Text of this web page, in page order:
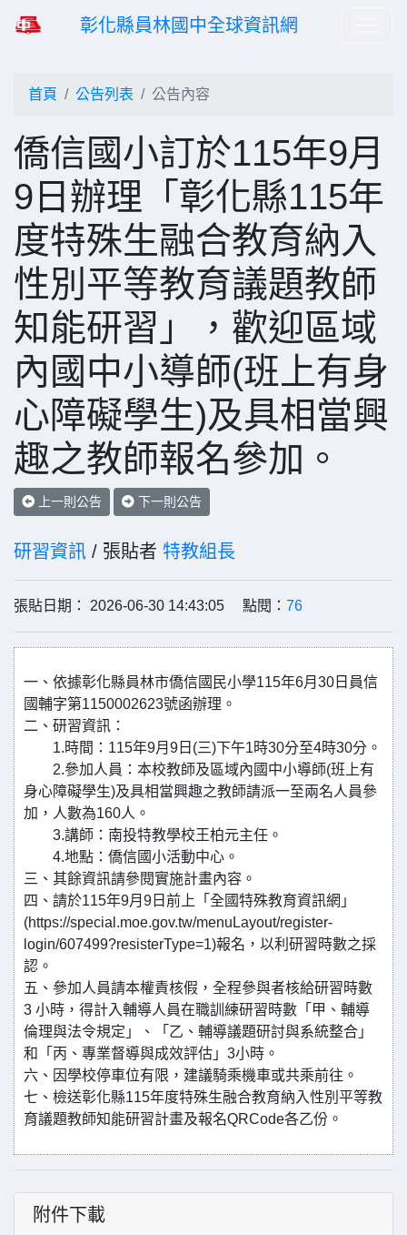
彰化縣員林國中全球資訊網
首頁 公告列表 公告內容
僑信國小訂於115年9月
9日辦理「彰化縣115年
度特殊生融合教育納入
性別平等教育議題教師
知能研習」，歡迎區域
內國中小導師(班上有身
心障礙學生)及具相當興
趣之教師報名參加。
上一則公告 下一則公告
研習資訊 / 張貼者 特教組長
張貼日期： 2026-06-30 14:43:05 點閱： 76
一、依據彰化縣員林市僑信國民小學115年6月30日員信
國輔字第1150002623號函辦理。
二、研習資訊：
1.時間：115年9月9日(三)下午1時30分至4時30分。
2.參加人員：本校教師及區域內國中小導師(班上有
身心障礙學生)及具相當興趣之教師請派一至兩名人員參
加，人數為160人。
3.講師：南投特教學校王柏元主任。
4.地點：僑信國小活動中心。
三、其餘資訊請參閱實施計畫內容。
四、請於115年9月9日前上「全國特殊教育資訊網」
(https://special.moe.gov.tw/menuLayout/register-
login/607499?resisterType=1)報名，以利研習時數之採
認。
五、參加人員請本權責核假，全程參與者核給研習時數
3 小時，得計入輔導人員在職訓練研習時數「甲、輔導
倫理與法令規定」、「乙、輔導議題研討與系統整合」
和「丙、專業督導與成效評估」3小時。
六、因學校停車位有限，建議騎乘機車或共乘前往。
七、檢送彰化縣115年度特殊生融合教育納入性別平等教
育議題教師知能研習計畫及報名QRCode各乙份。
附件下載